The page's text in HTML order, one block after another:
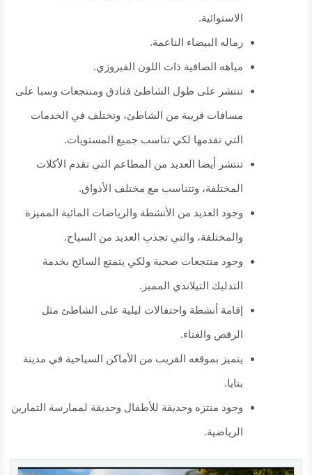
الاستوائية.
رماله البيضاء الناعمة.
مياهه الصافية ذات اللون الفيروزي.
تنتشر على طول الشاطئ فنادق ومنتجعات وسبا على
مسافات قريبة من الشاطئ، وتختلف في الخدمات
التي تقدمها لكي تناسب جميع المستويات.
تنتشر أيضا العديد من المطاعم التي تقدم الأكلات
المختلفة، وتتناسب مع مختلف الأذواق.
وجود العديد من الأنشطة والرياضات المائية المميزة
والمختلفة، والتي تجذب العديد من السياح.
وجود منتجعات صحية ولكي يتمتع السائح بخدمة
التدليك التيلاندي المميز.
إقامة أنشطة واحتفالات ليلية على الشاطئ مثل
الرقص والغناء.
يتميز بموقعه القريب من الأماكن السياحية في مدينة
بتايا.
وجود منتزه وحديقة للأطفال وحديقة لممارسة التمارين
الرياضية.